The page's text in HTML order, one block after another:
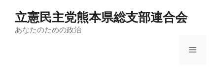
立憲民主党熊本県総支部連合会
あなたのための政治
メ